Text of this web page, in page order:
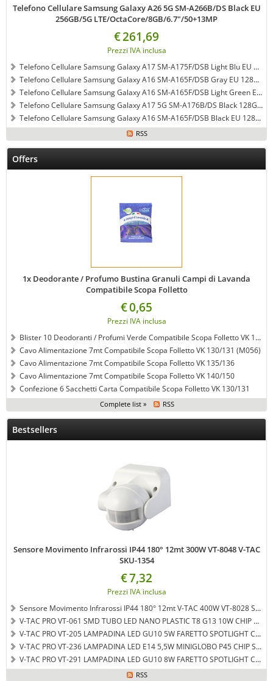
Telefono Cellulare Samsung Galaxy A26 5G SM-A266B/DS Black EU
256GB/5G LTE/OctaCore/8GB/6.7"/50+13MP
€261,69
Prezzi IVA inclusa
Telefono Cellulare Samsung Galaxy A17 SM-A175F/DSB Light Blu EU 128GB/4G LTE/OctaCore/4GB/6.5"/50+13MP
Telefono Cellulare Samsung Galaxy A16 SM-A165F/DSB Gray EU 128GB/4G LTE/OctaCore/4GB/6.7"/50+13MP
Telefono Cellulare Samsung Galaxy A16 SM-A165F/DSB Light Green EU 128GB/4G LTE/OctaCore/4GB/6.7"/50+13MP
Telefono Cellulare Samsung Galaxy A17 5G SM-A176B/DS Black 128GB/OctaCore/4GB/6.5"/50+13MP
Telefono Cellulare Samsung Galaxy A16 SM-A165F/DSB Black EU 128GB/4G LTE/OctaCore/4GB/6.7"/50+13MP
RSS
Offers
1x Deodorante / Profumo Bustina Granuli Campi di Lavanda
Compatibile Scopa Folletto
€0,65
Prezzi IVA inclusa
Blister 10 Deodoranti / Profumi Verde Compatibile Scopa Folletto VK 120/121/122
Cavo Alimentazione 7mt Compatibile Scopa Folletto VK 130/131 (M056)
Cavo Alimentazione 7mt Compatibile Scopa Folletto VK 135/136
Cavo Alimentazione 7mt Compatibile Scopa Folletto VK 140/150
Confezione 6 Sacchetti Carta Compatibile Scopa Folletto VK 130/131
Complete list » RSS
Bestsellers
Sensore Movimento Infrarossi IP44 180° 12mt 300W VT-8048 V-TAC
SKU-1354
€7,32
Prezzi IVA inclusa
Sensore Movimento Infrarossi IP44 180° 12mt V-TAC 400W VT-8028 SKU-5088
V-TAC PRO VT-061 SMD TUBO LED NANO PLASTIC T8 G13 10W CHIP SAMSUNG LAMPADINA 60CM - LUCE BIANCO NATURALE - SKU 651
V-TAC PRO VT-205 LAMPADINA LED GU10 5W FARETTO SPOTLIGHT CHIP SAMSUNG 110° - COLORE BIANCO CALDO SKU 201
V-TAC PRO VT-236 LAMPADINA LED E14 5,5W MINIGLOBO P45 CHIP SAMSUNG - LUCE BIANCO NATURALE - SKU 169
V-TAC PRO VT-291 LAMPADINA LED GU10 8W FARETTO SPOTLIGHT CHIP SAMSUNG 38° - BIANCO NATURALE - SKU 876
RSS